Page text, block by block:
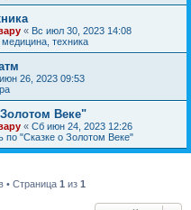
« Вс июл 30, 2023 14:08
техника
26, 2023 09:53
Веке"
« Сб июн 24, 2023 12:26
по "Сказке о Золотом Веке"
• Страница 1 из 1